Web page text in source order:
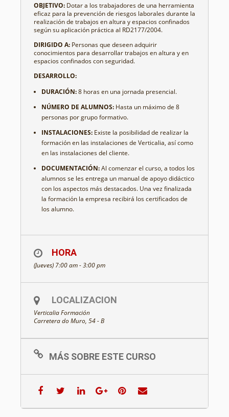
OBJETIVO: Dotar a los trabajadores de una herramienta
eficaz para la prevención de riesgos laborales durante la
realización de trabajos en altura y espacios confinados
según su aplicación práctica al RD2177/2004.
DIRIGIDO A: Personas que deseen adquirir
conocimientos para desarrollar trabajos en altura y en
espacios confinados con seguridad.
DESARROLLO:
DURACIÓN:8 horas en una jornada presencial.
NÚMERO DE ALUMNOS: Hasta un máximo de 8
personas por grupo formativo.
INSTALACIONES: Existe la posibilidad de realizar la
formación en las instalaciones de Verticalia, así como
en las instalaciones del cliente.
DOCUMENTACIÓN:Al comenzar el curso, a todos los
alumnos se les entrega un manual de apoyo didáctico
con los aspectos más destacados. Una vez finalizada
la formación la empresa recibirá los certificados de
los alumno.
HORA
(Jueves) 7:00 am - 3:00 pm
LOCALIZACION
Verticalia Formación
Carretera do Muro, 54 - B
MÁS SOBRE ESTE CURSO